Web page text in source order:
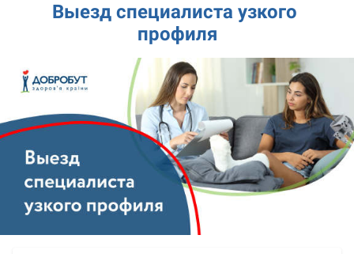
Выезд специалиста узкого
профиля